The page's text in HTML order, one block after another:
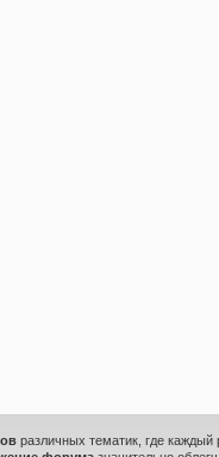
различных тематик, где